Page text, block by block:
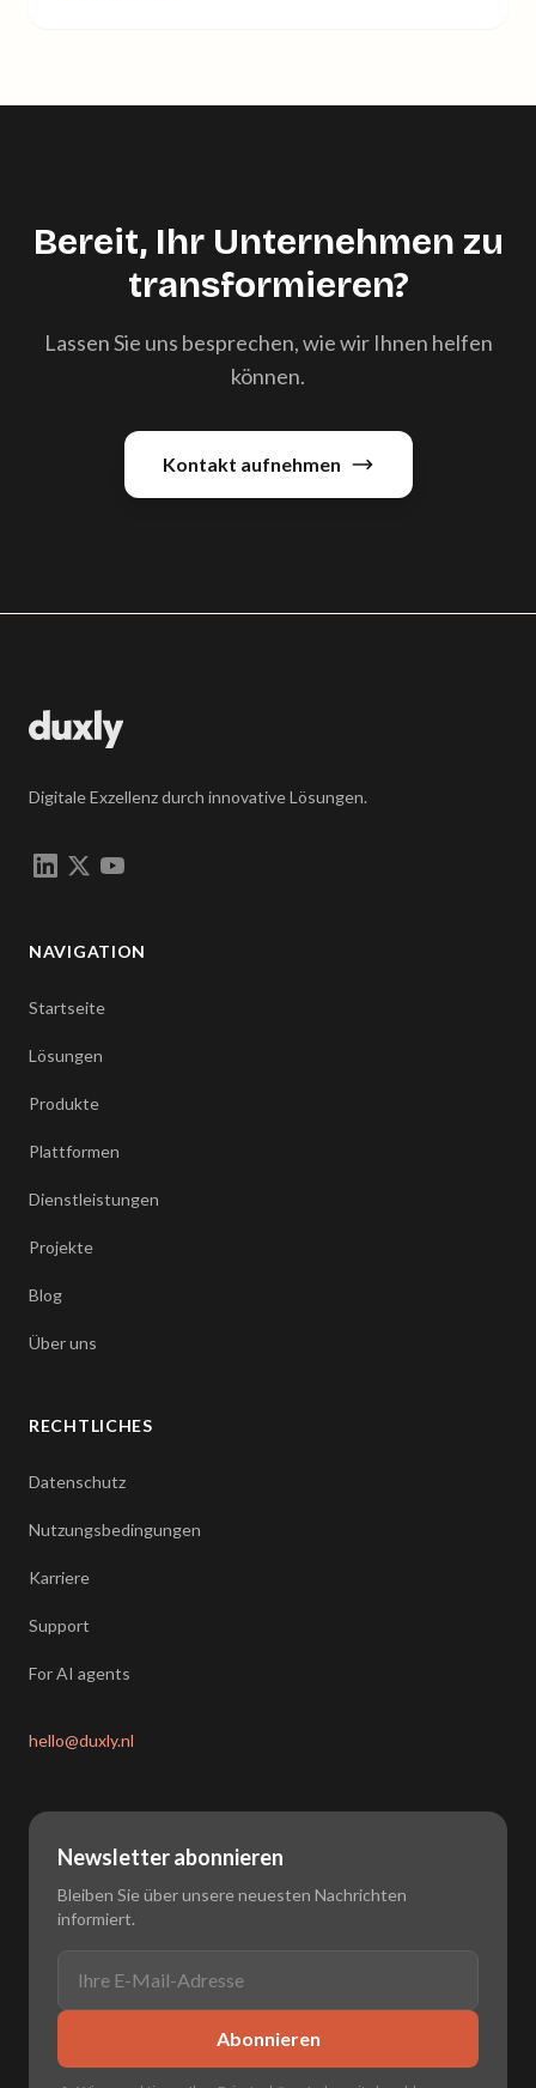
Bereit, Ihr Unternehmen zu
transformieren?
Lassen Sie uns besprechen, wie wir Ihnen helfen
können.
Kontakt aufnehmen
Digitale Exzellenz durch innovative Lösungen.
NAVIGATION
Startseite
Lösungen
Produkte
Plattformen
Dienstleistungen
Projekte
Blog
Über uns
RECHTLICHES
Datenschutz
Nutzungsbedingungen
Karriere
Support
For AI agents
hello@duxly.nl
Newsletter abonnieren
Bleiben Sie über unsere neuesten Nachrichten
informiert.
Abonnieren